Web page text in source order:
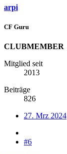
arpi
CF Guru
CLUBMEMBER
Mitglied seit
2013
Beiträge
826
27. Mrz 2024
#6